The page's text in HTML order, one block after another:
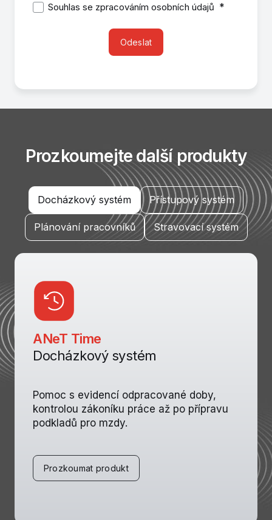
Souhlas se zpracováním osobních údajů *
Odeslat
Prozkoumejte další produkty
Docházkový systém Přístupový systém
Plánování pracovníků Stravovací systém
ANeT Time
Docházkový systém
Pomoc s evidencí odpracované doby,
kontrolou zákoníku práce až po přípravu
podkladů pro mzdy.
Prozkoumat produkt